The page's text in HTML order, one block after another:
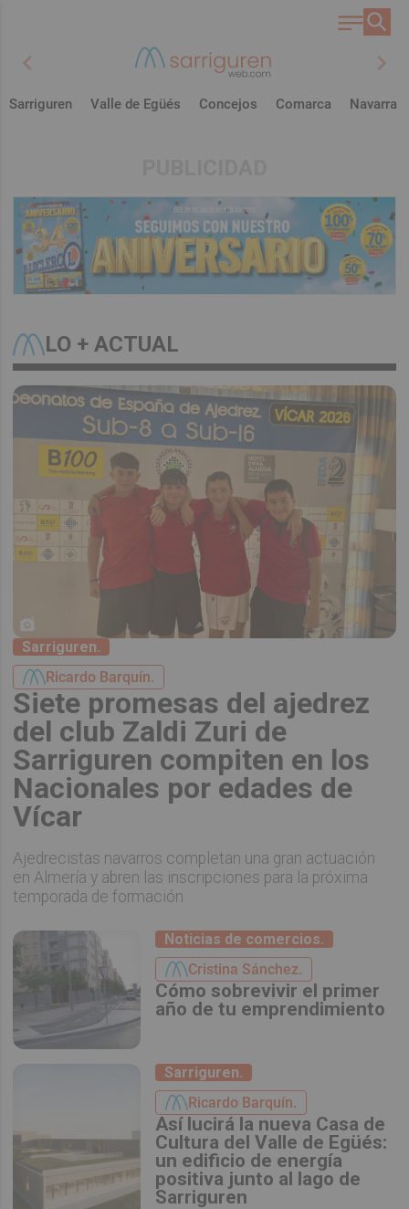
chevron_left chevron_right
Sarriguren Valle de Egüés Concejos Comarca Navarra
LO + ACTUAL
Sarriguren.
Ricardo Barquín.
Siete promesas del ajedrez
del club Zaldi Zuri de
Sarriguren compiten en los
Nacionales por edades de
Vícar
Ajedrecistas navarros completan una gran actuación
en Almería y abren las inscripciones para la próxima
temporada de formación
Noticias de comercios.
Cristina Sánchez.
Cómo sobrevivir el primer
año de tu emprendimiento
Sarriguren.
Ricardo Barquín.
Así lucirá la nueva Casa de
Cultura del Valle de Egüés:
un edificio de energía
positiva junto al lago de
Sarriguren